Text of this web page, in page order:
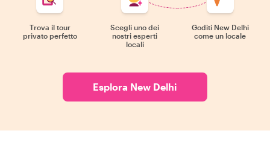
Trova il tour
privato perfetto
Scegli uno dei
nostri esperti
locali
Goditi New Delhi
come un locale
Esplora New Delhi